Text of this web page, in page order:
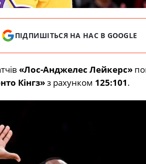
ПІДПИШІТЬСЯ НА НАС В GOOGLE
«Лос-Анджелес Лейкерс»
Кінгз»з рахунком 125:101.